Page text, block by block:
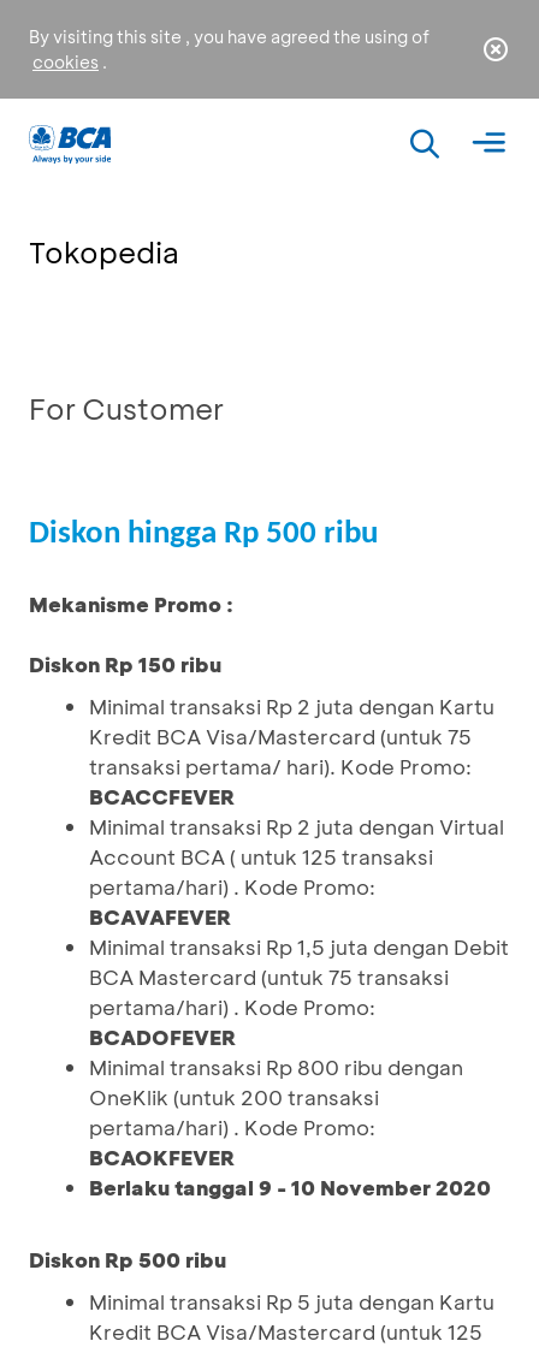
By visiting this site , you have agreed the using of
cookies .
Tokopedia
For Customer
Diskon hingga Rp 500 ribu
Mekanisme Promo :
Diskon Rp 150 ribu
Minimal transaksi Rp 2 juta dengan Kartu
Kredit BCA Visa/Mastercard (untuk 75
transaksi pertama/ hari). Kode Promo:
BCACCFEVER
Minimal transaksi Rp 2 juta dengan Virtual
Account BCA ( untuk 125 transaksi
pertama/hari) . Kode Promo:
BCAVAFEVER
Minimal transaksi Rp 1,5 juta dengan Debit
BCA Mastercard (untuk 75 transaksi
pertama/hari) . Kode Promo:
BCADOFEVER
Minimal transaksi Rp 800 ribu dengan
OneKlik (untuk 200 transaksi
pertama/hari) . Kode Promo:
BCAOKFEVER
Berlaku tanggal 9 - 10 November 2020
Diskon Rp 500 ribu
Minimal transaksi Rp 5 juta dengan Kartu
Kredit BCA Visa/Mastercard (untuk 125